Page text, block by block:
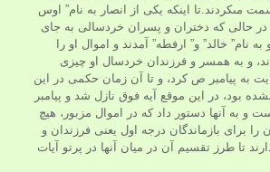
مى‏كردند.تا اينكه يكى از انصار به نام” اوس
در حالى كه دختران و پسران خردسالى به جاى
نام” خالد” و” ارفطه” آمدند و اموال او را
و به همسر و فرزندان خردسال او چيزى
به پيامبر ص كرد، و تا آن زمان حكمى در اين
بود، در اين موقع آيه فوق نازل شد و پيامبر
و به آنها دستور داد كه در اموال مزبور، هيچ
را براى بازماندگان درجه اول يعنى فرزندان و
تا طرز تقسيم آن در ميان آنها در پرتو آيات